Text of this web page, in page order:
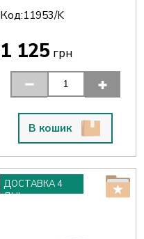
Код:11953/K
1 125 грн
В кошик
ДОСТАВКА 4
ДНІ